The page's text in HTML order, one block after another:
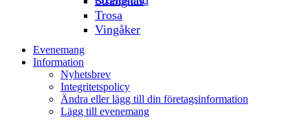
Trosa
Vingåker
Evenemang
Information
Nyhetsbrev
Integritetspolicy
Ändra eller lägg till din företagsinformation
Lägg till evenemang